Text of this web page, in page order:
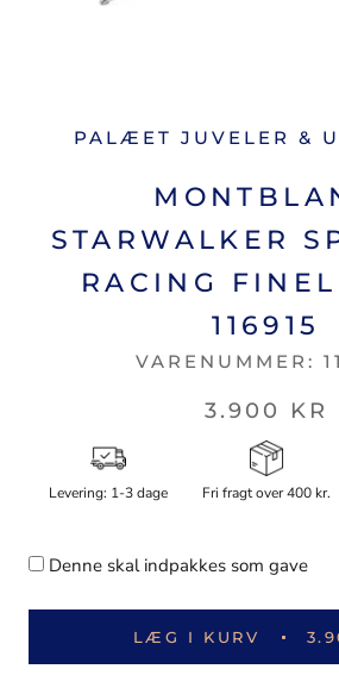
PALÆET JUVELER &
STARWALKER
RACING
116915
VARENUMMER:
3.900 KR
Levering: 1-3 dage Fri fragt over 400 kr.
Denne skal indpakkes som gave
LÆG I KURV